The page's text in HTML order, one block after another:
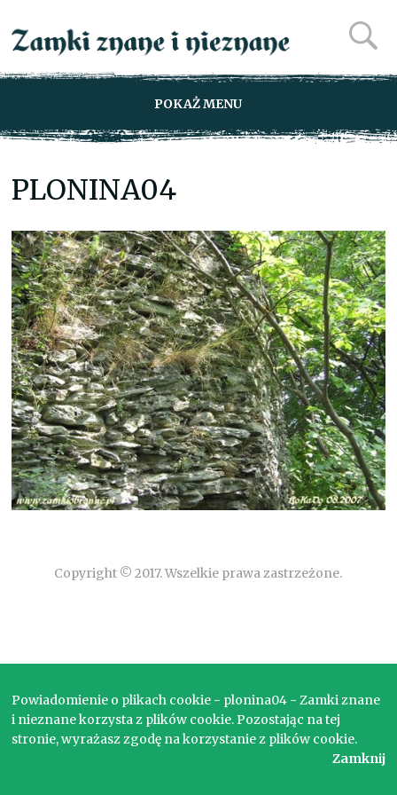
POKAŻ MENU
PLONINA04
Copyright © 2017. Wszelkie prawa zastrzeżone.
Powiadomienie o plikach cookie - plonina04 - Zamki znane
i nieznane korzysta z plików cookie. Pozostając na tej
stronie, wyrażasz zgodę na korzystanie z plików cookie.
Zamknij